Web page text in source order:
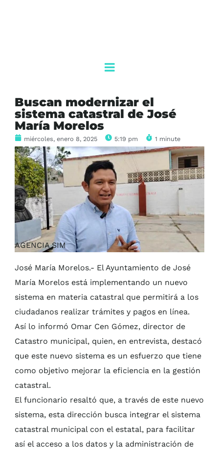
Buscan modernizar el
sistema catastral de José
María Morelos
miércoles, enero 8, 2025 5:19 pm 1 minute
AGENCIA SIM
José María Morelos.- El Ayuntamiento de José
María Morelos está implementando un nuevo
sistema en materia catastral que permitirá a los
ciudadanos realizar trámites y pagos en línea.
Así lo informó Omar Cen Gómez, director de
Catastro municipal, quien, en entrevista, destacó
que este nuevo sistema es un esfuerzo que tiene
como objetivo mejorar la eficiencia en la gestión
catastral.
El funcionario resaltó que, a través de este nuevo
sistema, esta dirección busca integrar el sistema
catastral municipal con el estatal, para facilitar
así el acceso a los datos y la administración de